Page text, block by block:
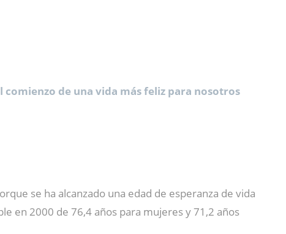
comienzo de una vida más feliz para nosotros
se ha alcanzado una edad de esperanza de vida
en 2000 de 76,4 años para mujeres y 71,2 años